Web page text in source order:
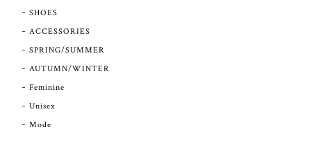
SHOES
ACCESSORIES
SPRING/SUMMER
AUTUMN/WINTER
Feminine
Unisex
Mode